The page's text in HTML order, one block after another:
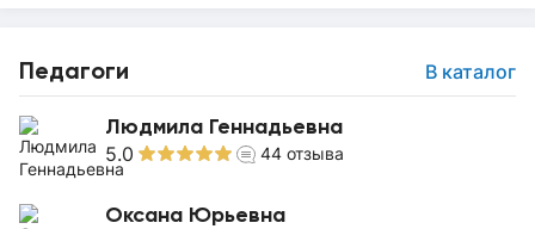
Педагоги В каталог
Людмила Геннадьевна
5.0 44 отзыва
Оксана Юрьевна